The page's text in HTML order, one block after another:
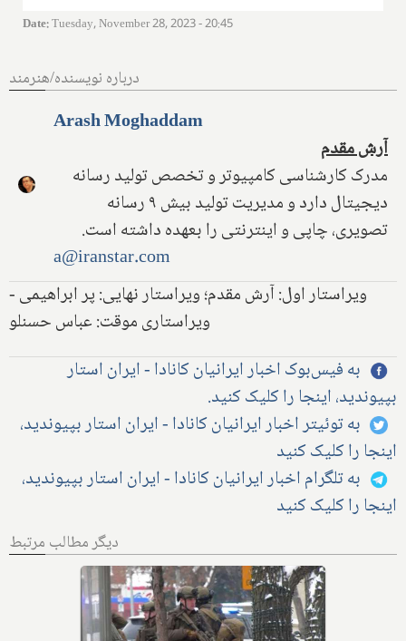
Date:Tuesday, November 28, 2023 - 20:45
درباره نویسنده/هنرمند
Arash Moghaddam
آرش مقدم
مدرک کارشناسی کامپیوتر و تخصص تولید رسانه
دیجیتال دارد و مدیریت تولید بیش ۹ رسانه
تصویری، چاپی و اینترنتی را بعهده داشته است.
a@iranstar.com
ویراستار اول: آرش مقدم؛ ویراستار نهایی: پر ابراهیمی -
ویراستاری موقت: عباس حسنلو
به فیس‌بوک اخبار ایرانیان کانادا - ایران استار
بپیوندید، اینجا را کلیک کنید.
به توئیتر اخبار ایرانیان کانادا - ایران استار بپیوندید،
اینجا را کلیک کنید
به تلگرام اخبار ایرانیان کانادا - ایران استار بپیوندید،
اینجا را کلیک کنید
دیگر مطالب مرتبط